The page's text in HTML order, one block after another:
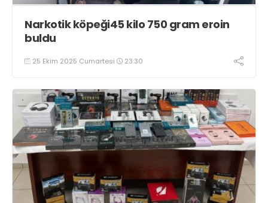
Narkotik köpeği45 kilo 750 gram eroin
buldu
25 Ekim 2025 Cumartesi 23:30